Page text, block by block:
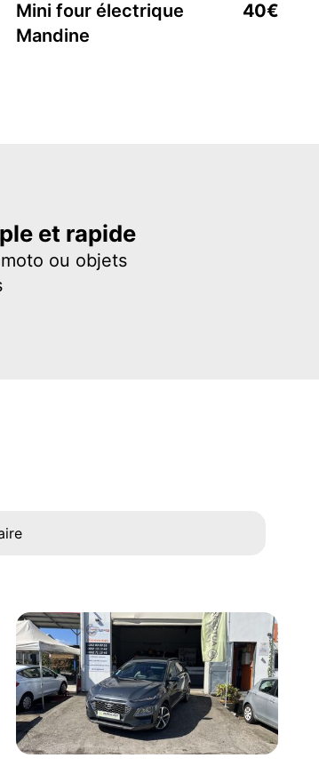
Mini four électrique
Mandine
40€
et rapide
ou objets